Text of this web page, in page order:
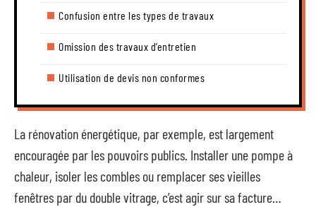
Confusion entre les types de travaux
Omission des travaux d’entretien
Utilisation de devis non conformes
La rénovation énergétique, par exemple, est largement
encouragée par les pouvoirs publics. Installer une pompe à
chaleur, isoler les combles ou remplacer ses vieilles
fenêtres par du double vitrage, c’est agir sur sa facture…